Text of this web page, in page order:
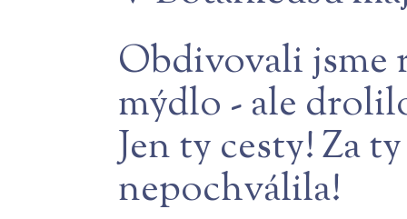
Obdivovali jsme
mýdlo - ale
Jen ty cesty! Za
nepochválila!